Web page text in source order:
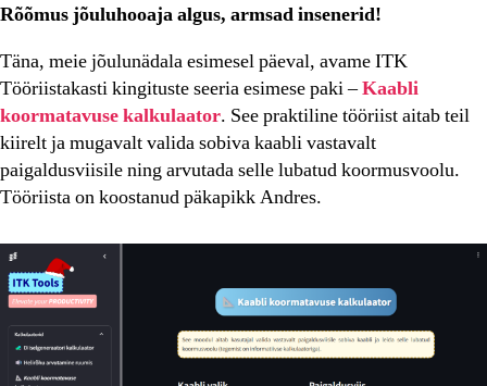
Rõõmus jõuluhooaja algus, armsad insenerid!
Täna, meie jõulunädala esimesel päeval, avame ITK
Tööriistakasti kingituste seeria esimese paki –Kaabli
koormatavuse kalkulaator. See praktiline tööriist aitab teil
kiirelt ja mugavalt valida sobiva kaabli vastavalt
paigaldusviisile ning arvutada selle lubatud koormusvoolu.
Tööriista on koostanud päkapikk Andres.